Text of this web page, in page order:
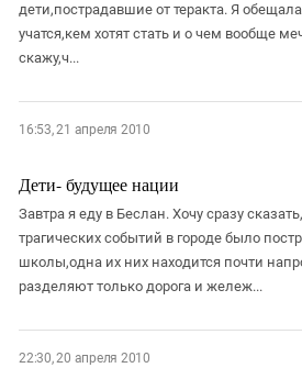
дети,пострадавшие от теракта. Я
учатся,кем хотят стать и о чем вообще
скажу,ч...
16:53, 21 апреля 2010
Дети- будущее нации
Завтра я еду в Беслан. Хочу сразу
трагических событий в городе было
школы,одна их них находится почти
разделяют только дорога и жележ...
22:30, 20 апреля 2010